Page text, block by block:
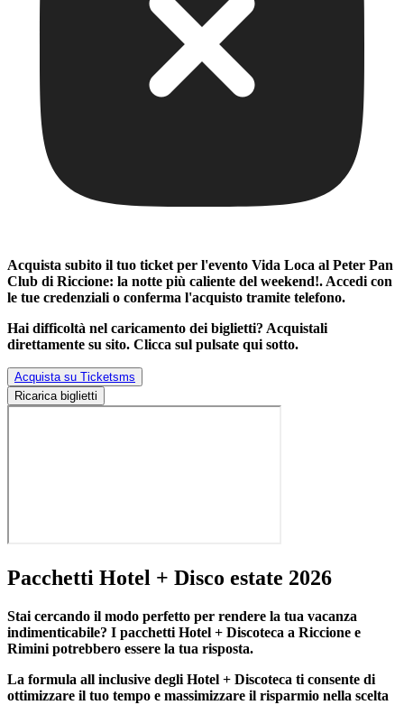
Acquista subito il tuo ticket per l'evento Vida Loca al Peter Pan
Club di Riccione: la notte più caliente del weekend!. Accedi con
le tue credenziali o conferma l'acquisto tramite telefono.
Hai difficoltà nel caricamento dei biglietti? Acquistali
direttamente su sito. Clicca sul pulsate qui sotto.
Acquista su Ticketsms
Ricarica biglietti
Pacchetti Hotel + Disco estate 2026
Stai cercando il modo perfetto per rendere la tua vacanza
indimenticabile? I pacchetti Hotel + Discoteca a Riccione e
Rimini potrebbero essere la tua risposta.
La formula all inclusive degli Hotel + Discoteca ti consente di
ottimizzare il tuo tempo e massimizzare il risparmio nella scelta